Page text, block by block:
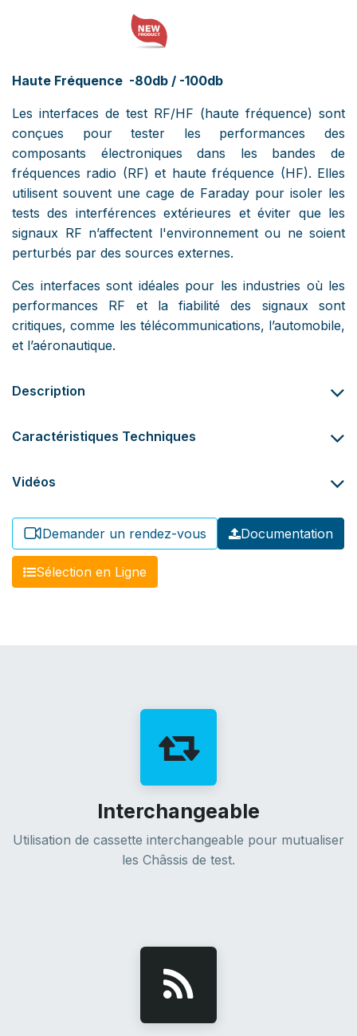
Haute Fréquence -80db / -100db
Les interfaces de test RF/HF (haute fréquence) sont
conçues pour tester les performances des
composants électroniques dans les bandes de
fréquences radio (RF) et haute fréquence (HF). Elles
utilisent souvent une cage de Faraday pour isoler les
tests des interférences extérieures et éviter que les
signaux RF n’affectent l'environnement ou ne soient
perturbés par des sources externes.
Ces interfaces sont idéales pour les industries où les
performances RF et la fiabilité des signaux sont
critiques, comme les télécommunications, l’automobile,
et l’aéronautique.
Description
Caractéristiques Techniques
Vidéos
Demander un rendez-vous Documentation
​​Sél​​​​ection en Ligne​​​​​​​​​​
Interchangeable
Utilisation de cassette interchangeable pour mutualiser
les Châssis de test.